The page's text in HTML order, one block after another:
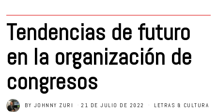
Tendencias de futuro
en la organización de
congresos
BY JOHNNY ZURI 21 DE JULIO DE 2022
LETRAS & CULTURA